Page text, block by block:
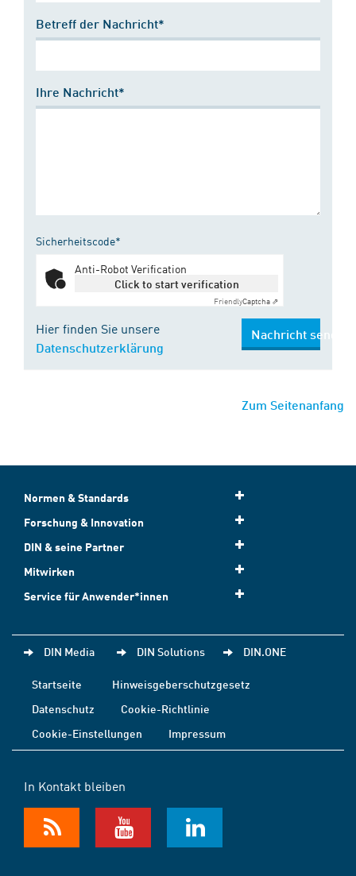
Betreff der Nachricht*
Ihre Nachricht*
Sicherheitscode*
Anti-Robot Verification
Click to start verification
FriendlyCaptcha ⇗
Hier finden Sie unsere
Datenschutzerklärung
Nachricht senden
Zum Seitenanfang
Normen & Standards
Forschung & Innovation
DIN & seine Partner
Mitwirken
Service für Anwender*innen
DIN Media DIN Solutions DIN.ONE
Startseite
Hinweisgeberschutzgesetz
Datenschutz
Cookie-Richtlinie
Cookie-Einstellungen
Impressum
In Kontakt bleiben